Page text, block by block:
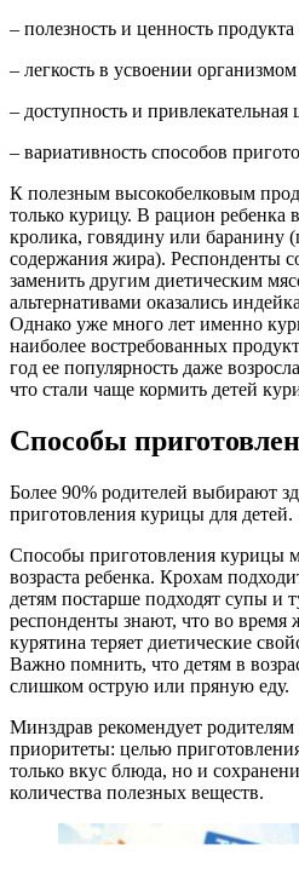
– полезность и ценность
– легкость в усвоении
– доступность и привлекательная
– вариативность способов
К полезным высокобелковым
только курицу. В рацион ребенка
кролика, говядину или баранину
содержания жира). Респонденты
заменить другим диетическим
альтернативами оказались
Однако уже много лет именно
наиболее востребованных
год ее популярность даже
что стали чаще кормить детей
Способы
Более 90% родителей выбирают
приготовления курицы для детей.
Способы приготовления курицы
возраста ребенка. Крохам
детям постарше подходят супы и
респонденты знают, что во время
курятина теряет диетические
Важно помнить, что детям в
слишком острую или пряную еду.
Минздрав рекомендует родителям
приоритеты: целью
только вкус блюда, но и
количества полезных веществ.